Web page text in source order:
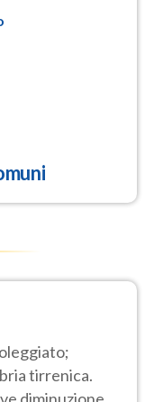
tirrenica.
diminuzione.